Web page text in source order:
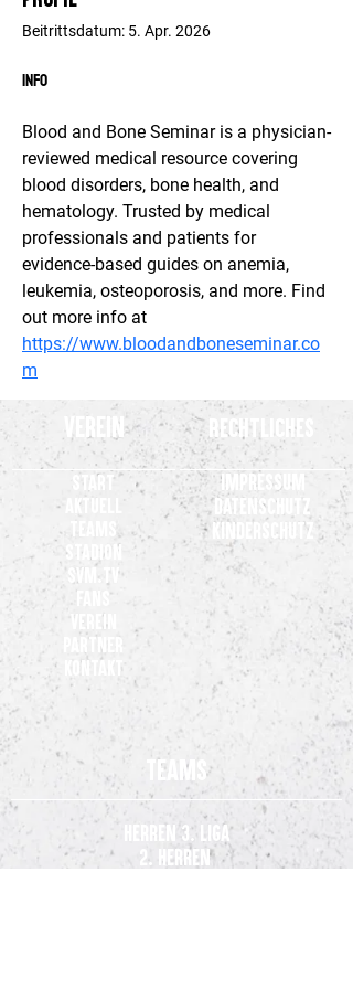
Beitrittsdatum: 5. Apr. 2026
Info
Blood and Bone Seminar is a physician-
reviewed medical resource covering
blood disorders, bone health, and
hematology. Trusted by medical
professionals and patients for
evidence-based guides on anemia,
leukemia, osteoporosis, and more. Find
out more info at
https://www.bloodandboneseminar.co
m
Verein Rechtliches
Start
Aktuell
Stadion
SVM.TV
Verein
Partner
Kontakt
Impressum
Datenschutz
Kinderschutz
Teams
Herren 3. Liga
2. Herren